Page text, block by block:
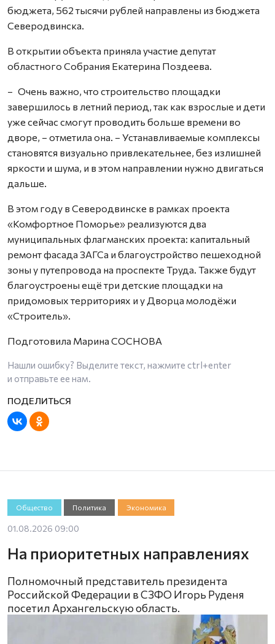
бюджета, 562 тысячи рублей направлены из бюджета
Северодвинска.
В открытии объекта приняла участие депутат
областного Собрания Екатерина Поздеева.
– Очень важно, что строительство площадки
завершилось в летний период, так как взрослые и дети
уже сейчас смогут проводить больше времени во
дворе, – отметила она. – Устанавливаемые комплексы
становятся визуально привлекательнее, без излишней
яркости и шума, и в этом направлении нужно двигаться
дальше.
В этом году в Северодвинске в рамках проекта
«Комфортное Поморье» реализуются два
муниципальных флагманских проекта: капитальный
ремонт фасада ЗАГСа и благоустройство пешеходной
зоны у путепровода на проспекте Труда. Также будут
благоустроены ещё три детские площадки на
придомовых территориях и у Дворца молодёжи
«Строитель».
Подготовила Марина СОСНОВА
Нашли ошибку? Выделите текст, нажмите ctrl+enter
и отправьте ее нам.
Общество Политика Экономика
01.08.2026 09:00
На приоритетных направлениях
Полномочный представитель президента
Российской Федерации в СЗФО Игорь Руденя
посетил Архангельскую область.